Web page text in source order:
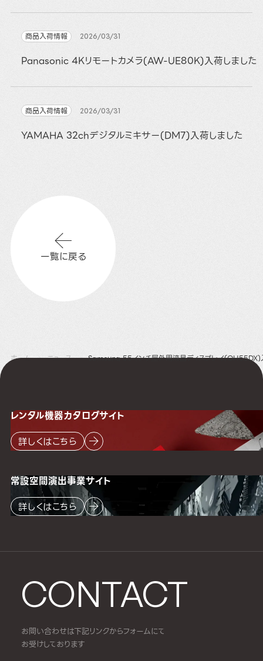
ホーム ニュース Samsung 55インチ屋外用液晶ディスプレイ(OH55DX)
商品入荷情報 2026/03/31
Panasonic 4Kリモートカメラ(AW-UE80K)入荷しました
商品入荷情報 2026/03/31
YAMAHA 32chデジタルミキサー(DM7)入荷しました
一覧に戻る
CONTACT
お問い合わせは下記リンクからフォームにて
お受けしております
レンタル機器カタログサイト
詳しくはこちら
常設空間演出事業サイト
詳しくはこちら